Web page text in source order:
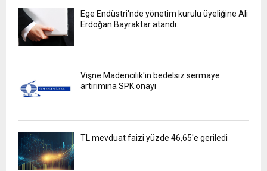
Ege Endüstri'nde yönetim kurulu üyeliğine Ali
Erdoğan Bayraktar atandı..
Vişne Madencilik'in bedelsiz sermaye
artırımına SPK onayı
TL mevduat faizi yüzde 46,65'e geriledi